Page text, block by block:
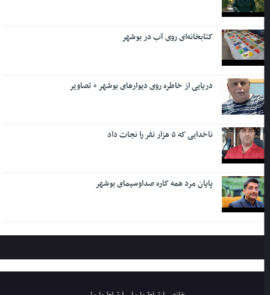
کتابخانه‌ای روی آب در بوشهر
دریایی از خاطره روی دیوارهای بوشهر + تصاویر
ناخدایی که ۵ هزار نفر را نجات داد
پایان مرد همه کاره صداوسیمای بوشهر